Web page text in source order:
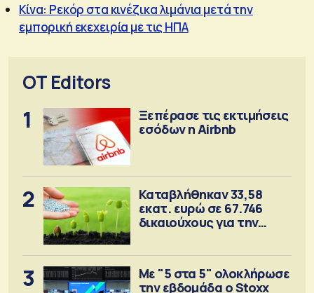
Κίνα: Ρεκόρ στα κινέζικα λιμάνια μετά την
εμπορική εκεχειρία με τις ΗΠΑ
OT Editors
1
Ξεπέρασε τις εκτιμήσεις
εσόδων η Airbnb
2
Καταβλήθηκαν 33,58
εκατ. ευρώ σε 67.746
δικαιούχους για την
3
Με "5 στα 5" ολοκλήρωσε
την εβδομάδα ο Stoxx